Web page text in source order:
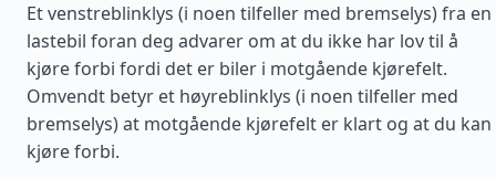
Et venstreblinklys (i noen tilfeller med bremselys) fra en
lastebil foran deg advarer om at du ikke har lov til å
kjøre forbi fordi det er biler i motgående kjørefelt.
Omvendt betyr et høyreblinklys (i noen tilfeller med
bremselys) at motgående kjørefelt er klart og at du kan
kjøre forbi.